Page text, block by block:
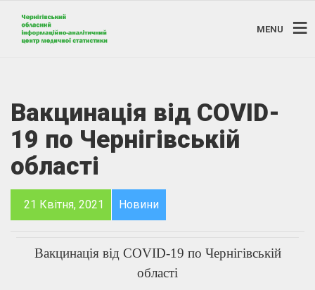
MENU
Вакцинація від COVID-
19 по Чернігівській
області
21 Квітня, 2021 Новини
Вакцинація від COVID-19 по Чернігівській
області